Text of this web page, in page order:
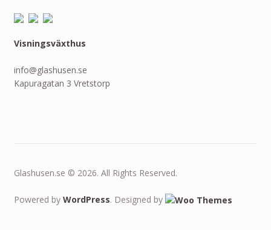
Visningsväxthus
info@glashusen.se
Kapuragatan 3 Vretstorp
Glashusen.se © 2026. All Rights Reserved.
Powered by WordPress. Designed by